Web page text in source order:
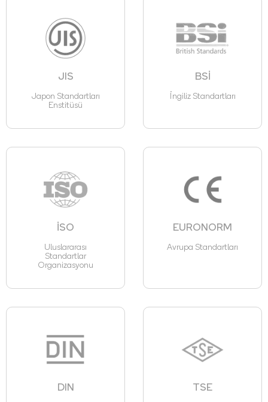
JIS
Japon Standartları
Enstitüsü
BSİ
İngiliz Standartları
İSO
Uluslararası
Standartlar
Organizasyonu
EURONORM
Avrupa Standartları
DIN TSE